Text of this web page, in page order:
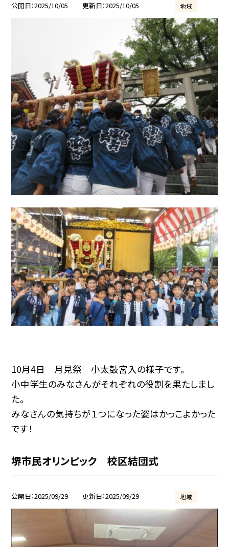
公開日 2025/10/05 更新日 2025/10/05 地域
10月4日 月見祭 小太鼓宮入の様子です。
小中学生のみなさんがそれぞれの役割を果たしまし
た。
みなさんの気持ちが１つになった姿はかっこよかった
です！
堺市民オリンピック 校区結団式
公開日 2025/09/29 更新日 2025/09/29 地域